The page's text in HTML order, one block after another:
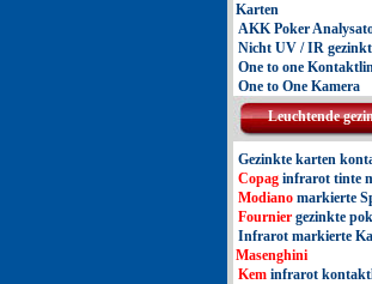
Karten
AKK Poker
Nicht UV / IR
One to one
One to One Kamera
Leuchtende
Gezinkte karten
Copaginfrarot tinte
Modianomarkierte
Fourniergezinkte
Infrarot markierte
Masenghini
Keminfrarot